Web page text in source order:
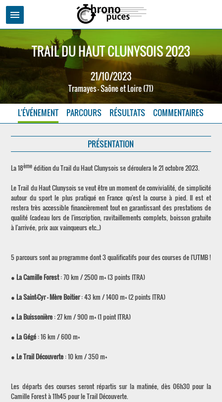
menu
TRAIL DU HAUT CLUNYSOIS 2023
21/10/2023
Tramayes - Saône et Loire (71)
L'ÉVÉNEMENT PARCOURS RÉSULTATS COMMENTAIRES
PRÉSENTATION
La 18èmeédition du Trail du Haut Clunysois se déroulera le 21 octobre 2023.
Le Trail du Haut Clunysois se veut être un moment de convivialité, de simplicité
autour du sport le plus pratiqué en France qu'est la course à pied. Il est et
restera très accessible financièrement tout en garantissant des prestations de
qualité (cadeau lors de l'inscription, ravitaillements complets, boisson gratuite
à l'arrivée, prix aux vainqueurs etc...)
5 parcours sont au programme dont 3 qualificatifs pour des courses de l'UTMB !
●La Camille Forest: 70 km / 2500 m+ (3 points ITRA)
●La Saint-Cyr - Mère Boitier: 43 km / 1400 m+ (2 points ITRA)
●La Buissonière: 27 km / 900 m+ (1 point ITRA)
●La Gégé: 16 km / 600 m+
●Le Trail Découverte: 10 km / 350 m+
Les départs des courses seront répartis sur la matinée, dès 06h30 pour la
Camille Forest à 11h45 pour le Trail Découverte.